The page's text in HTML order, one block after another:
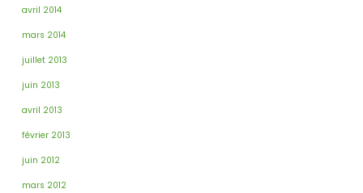
avril 2014
mars 2014
juillet 2013
juin 2013
avril 2013
février 2013
juin 2012
mars 2012